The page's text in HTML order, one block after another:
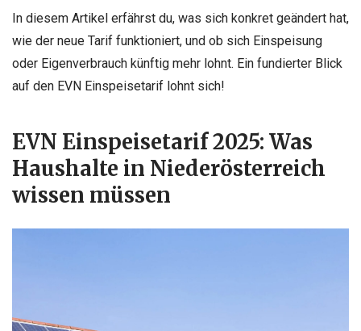
In diesem Artikel erfährst du, was sich konkret geändert hat,
wie der neue Tarif funktioniert, und ob sich Einspeisung
oder Eigenverbrauch künftig mehr lohnt. Ein fundierter Blick
auf den EVN Einspeisetarif lohnt sich!
EVN Einspeisetarif 2025: Was
Haushalte in Niederösterreich
wissen müssen